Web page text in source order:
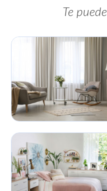
Te puede